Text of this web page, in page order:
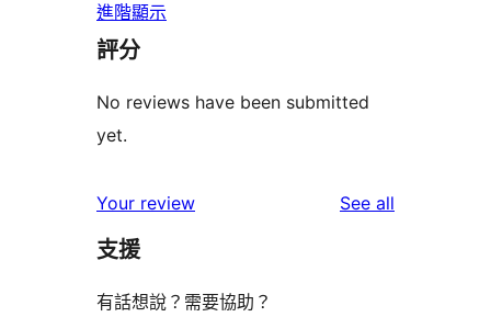
進階顯示
評分
No reviews have been submitted
yet.
Your review See all
支援
有話想說？需要協助？